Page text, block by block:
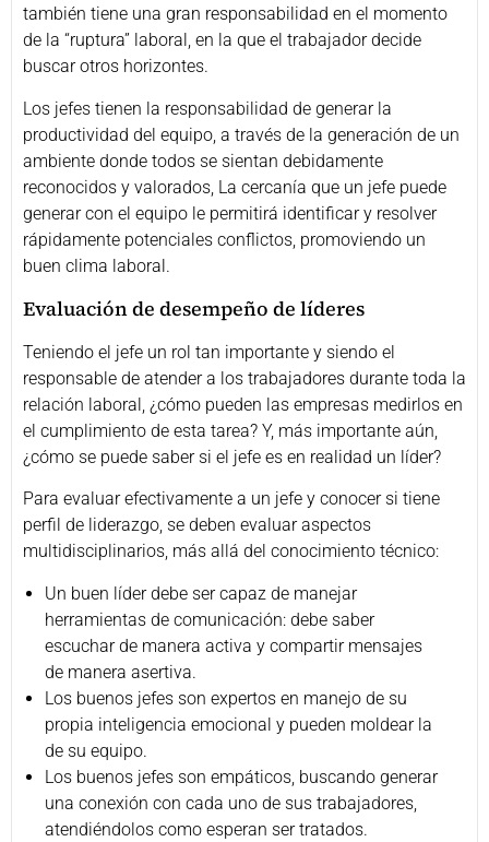
también tiene una gran responsabilidad en el momento
de la “ruptura” laboral, en la que el trabajador decide
buscar otros horizontes.
Los jefes tienen la responsabilidad de generar la
productividad del equipo, a través de la generación de un
ambiente donde todos se sientan debidamente
reconocidos y valorados, La cercanía que un jefe puede
generar con el equipo le permitirá identificar y resolver
rápidamente potenciales conflictos, promoviendo un
buen clima laboral.
Evaluación de desempeño de líderes
Teniendo el jefe un rol tan importante y siendo el
responsable de atender a los trabajadores durante toda la
relación laboral, ¿cómo pueden las empresas medirlos en
el cumplimiento de esta tarea? Y, más importante aún,
¿cómo se puede saber si el jefe es en realidad un líder?
Para evaluar efectivamente a un jefe y conocer si tiene
perfil de liderazgo, se deben evaluar aspectos
multidisciplinarios, más allá del conocimiento técnico:
Un buen líder debe ser capaz de manejar
herramientas de comunicación: debe saber
escuchar de manera activa y compartir mensajes
de manera asertiva.
Los buenos jefes son expertos en manejo de su
propia inteligencia emocional y pueden moldear la
de su equipo.
Los buenos jefes son empáticos, buscando generar
una conexión con cada uno de sus trabajadores,
atendiéndolos como esperan ser tratados.